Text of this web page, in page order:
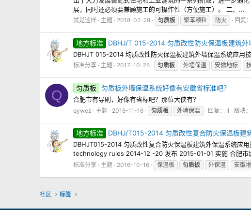
展，同时还必须要兼顾施工的可操作性（方便施工）。 二、...
就是这样 主题 2018-02-28 匀质板 聚苯颗粒 防火 回复
地方标准 DBHJ/T 015-2014 匀质改性防火保温板建筑外
DBHJT 015-2014 均质改性防火保温板建筑外墙保温系统应用
标准分享 主题 2017-10-25 匀质板 外墙保温 安徽地标
Q 匀质板 匀质板外墙保温系统好像有安徽省标准吧？
合肥市有导則，好像有省标吧？那位大侠有？
qywez 主题 2016-11-16 匀质板 外墙保温 回复： 1 版块：
地方标准 DBHJ/T015-2014 匀质改性复合防火保温板建
DBHJT015-2014 匀质改性复合防火保温板建筑外保温系统
technology rules 2014-12 -20 发布 2015-01-01 实施 合肥市
标准分享 主题 2016-10-16 保温板 匀质板 外保温 安徽
社区 标签